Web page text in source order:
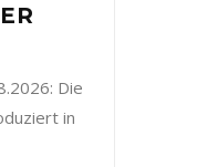
Die
in